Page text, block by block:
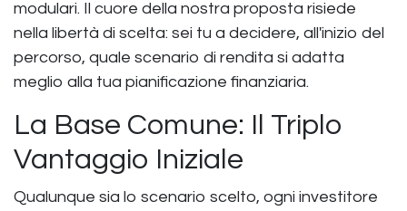
modulari. Il cuore della nostra proposta risiede
nella libertà di scelta: sei tu a decidere, all'inizio del
percorso, quale scenario di rendita si adatta
meglio alla tua pianificazione finanziaria.
La Base Comune: Il Triplo
Vantaggio Iniziale
Qualunque sia lo scenario scelto, ogni investitore